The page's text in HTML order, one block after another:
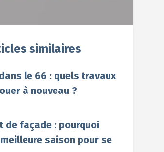
similaires
dans le 66 : quels travaux
à nouveau ?
de façade : pourquoi
saison pour se